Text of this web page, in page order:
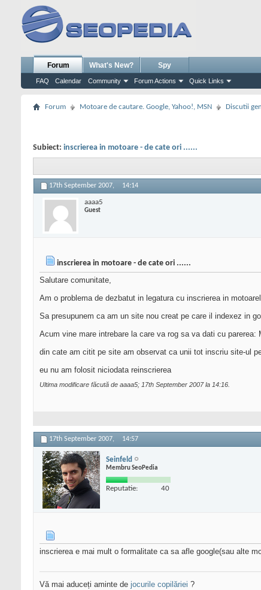
Forum
FAQ Calendar Community Forum Actions Quick Links
What's New? Spy
Forum Motoare de cautare. Google, Yahoo!, MSN Discutii
Subiect: inscrierea in motoare - de cate ori ......
17th September 2007, 14:14
aaaa5
Guest
inscrierea in motoare - de cate ori ......
Salutare comunitate,
Am o problema de dezbatut in legatura cu inscrierea in
Sa presupunem ca am un site nou creat pe care il indexez in
Acum vine mare intrebare la care va rog sa va dati cu
din cate am citit pe site am observat ca unii tot inscriu site-ul
eu nu am folosit niciodata reinscrierea
Ultima modificare făcută de aaaa5; 17th September 2007 la 14:16
17th September 2007, 14:57
Seinfeld
Membru SeoPedia
Reputatie: 40
inscrierea e mai mult o formalitate ca sa afle google(sau alte
Vă mai aduceți aminte de jocurile copilăriei ?